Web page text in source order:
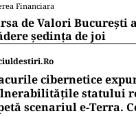
Financiara
de Valori București
ședința de joi
cibernetice
statului
scenariul e‑Terra.